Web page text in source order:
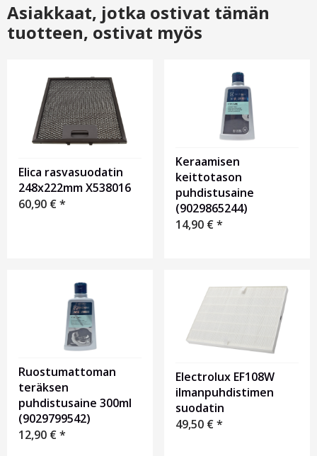
Asiakkaat, jotka ostivat tämän
tuotteen, ostivat myös
Elica rasvasuodatin
248x222mm X538016
60,90 €*
Keraamisen
keittotason
puhdistusaine
(9029865244)
14,90 €*
Ruostumattoman
teräksen
puhdistusaine 300ml
(9029799542)
12,90 €*
Electrolux EF108W
ilmanpuhdistimen
suodatin
49,50 €*